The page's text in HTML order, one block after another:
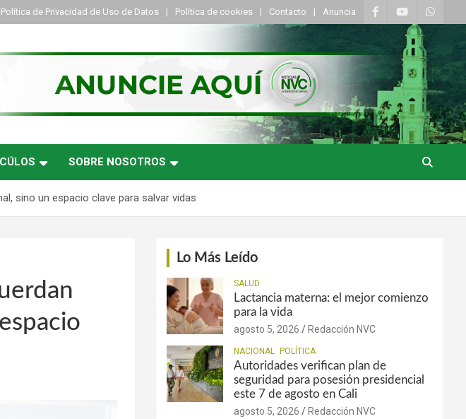
Política de Privacidad de Uso de Datos Política de cookies Contacto Anuncia
SOBRE NOSOTROS
sino un espacio clave para salvar vidas
Lo Más Leído
SALUD
Lactancia materna: el mejor comienzo
para la vida
agosto 5, 2026 Redacción NVC
NACIONAL POLÍTICA
Autoridades verifican plan de
seguridad para posesión presidencial
este 7 de agosto en Cali
agosto 5, 2026 Redacción NVC